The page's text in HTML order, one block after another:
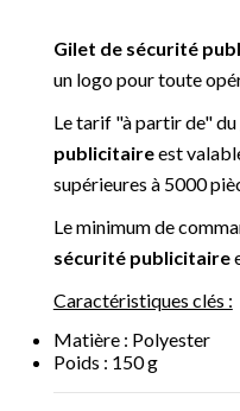
Gilet de sécurité
un logo pour toute
Le tarif "à partir de" du
publicitaireest
supérieures à 5000
Le minimum de
sécuritépublicitaire
Caractéristiques clés :
Matière : Polyester
Poids : 150 g